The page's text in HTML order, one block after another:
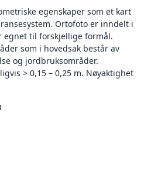
egenskaper som et kart
Ortofoto er inndelt i
egnet til forskjellige formål.
som i hovedsak består av
og jordbruksområder.
> 0,15 – 0,25 m. Nøyaktighet